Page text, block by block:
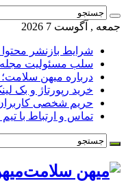
جمعه , آگوست 7 2026
شرایط بازنشر
سلب مسئولیت
درباره میهن
خرید رپورتاژ و بک
حریم شخصی
تماس و ارتباط با